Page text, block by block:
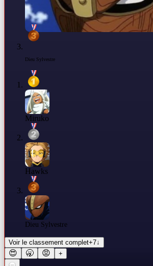
Dieu Sylvestre
Miruko
Hawks
Dieu Sylvestre
Voir le classement complet+7↓
😍 🥱 😡 +